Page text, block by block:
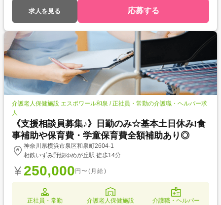
求人を見る 応募する
介護老人保健施設 エスポワール和泉 / 正社員・常勤の介護職・ヘルパー求
人
《支援相談員募集♪》日勤のみ☆基本土日休み!食
事補助や保育費・学童保育費全額補助あり◎
神奈川県横浜市泉区和泉町2604-1
相鉄いずみ野線ゆめが丘駅 徒歩14分
250,000 円〜(月給)
正社員・常勤 介護老人保健施設 介護職・ヘルパー